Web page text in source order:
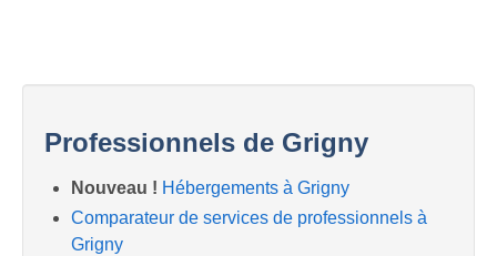
Professionnels de Grigny
Nouveau ! Hébergements à Grigny
Comparateur de services de professionnels à
Grigny